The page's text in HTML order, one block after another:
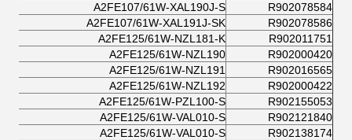
R902078584
A2FE107/61W-XAL190J-S
R902078586
A2FE107/61W-XAL191J-SK
R902011751
A2FE125/61W-NZL181-K
R902000420
A2FE125/61W-NZL190
R902016565
A2FE125/61W-NZL191
R902000422
A2FE125/61W-NZL192
R902155053
A2FE125/61W-PZL100-S
R902121840
A2FE125/61W-VAL010-S
R902138174
A2FE125/61W-VAL010-S